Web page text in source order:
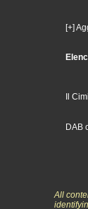
[+]
Il
DAB
All